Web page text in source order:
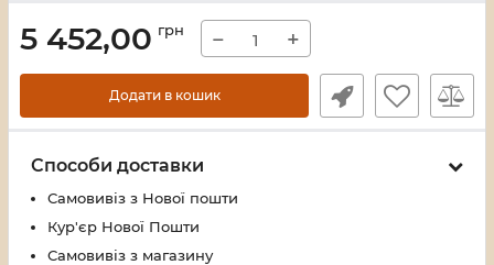
5 452,00 грн − +
Додати в кошик
Способи доставки
Самовивіз з Нової пошти
Кур'єр Нової Пошти
Самовивіз з магазину